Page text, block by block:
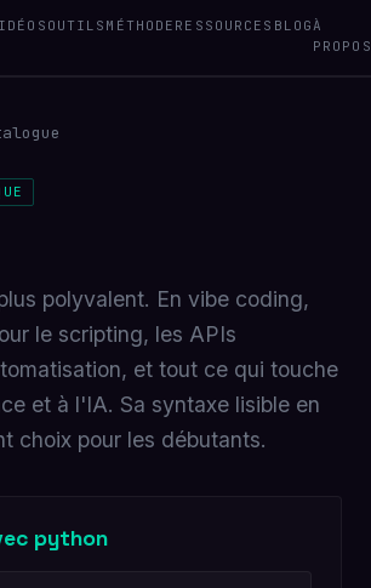
OUTILS MÉTHODE RESSOURCES BLOGÀ
PROPOS
polyvalent. En vibe coding,
le scripting, les APIs
et tout ce qui touche
et à l'IA. Sa syntaxe lisible en
choix pour les débutants.
python